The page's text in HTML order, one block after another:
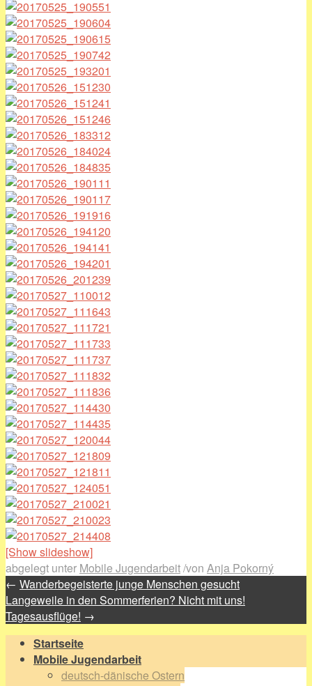
[Show slideshow]
abgelegt unter Mobile Jugendarbeit/von Anja Pokorný
← Wanderbegeisterte junge Menschen gesucht
Langeweile in den Sommerferien? Nicht mit uns!
Tagesausflüge! →
Startseite
Mobile Jugendarbeit
deutsch-dänische Ostern